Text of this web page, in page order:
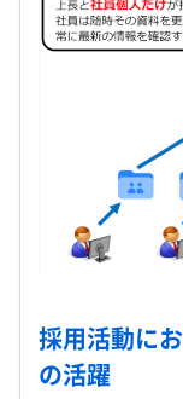
採用活動に
の活躍